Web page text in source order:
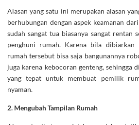
Alasan yang satu ini merupakan alasan
berhubungan dengan aspek keamanan
sudah sangat tua biasanya sangat rentan
penghuni rumah. Karena bila dibiarkan
rumah tersebut bisa saja bangunannya
juga karena kebocoran genteng, sehingga
yang tepat untuk membuat pemilik
nyaman.
2. Mengubah Tampilan Rumah